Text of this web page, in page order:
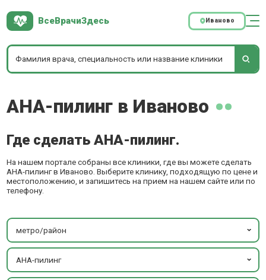
ВсеВрачиЗдесь Иваново
AHA-пилинг в Иваново
Где сделать AHA-пилинг.
На нашем портале собраны все клиники, где вы можете сделать
AHA-пилинг в Иваново. Выберите клинику, подходящую по цене и
местоположению, и запишитесь на прием на нашем сайте или по
телефону.
метро/район
AHA-пилинг